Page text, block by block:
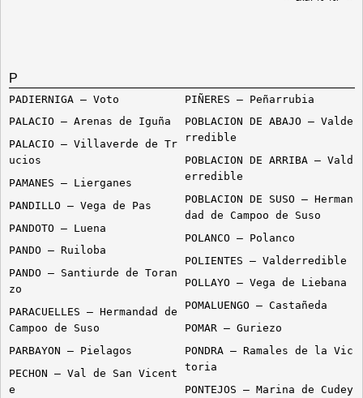
P
PADIERNIGA – Voto
PALACIO – Arenas de Iguña
PALACIO – Villaverde de Tr
ucios
PAMANES – Lierganes
PANDILLO – Vega de Pas
PANDOTO – Luena
PANDO – Ruiloba
PANDO – Santiurde de Toran
zo
PARACUELLES – Hermandad de
Campoo de Suso
PARBAYON – Pielagos
PECHON – Val de San Vicent
e
PIÑERES – Peñarrubia
POBLACION DE ABAJO – Valde
rredible
POBLACION DE ARRIBA – Vald
erredible
POBLACION DE SUSO – Herman
dad de Campoo de Suso
POLANCO – Polanco
POLIENTES – Valderredible
POLLAYO – Vega de Liebana
POMALUENGO – Castañeda
POMAR – Guriezo
PONDRA – Ramales de la Vic
toria
PONTEJOS – Marina de Cudey